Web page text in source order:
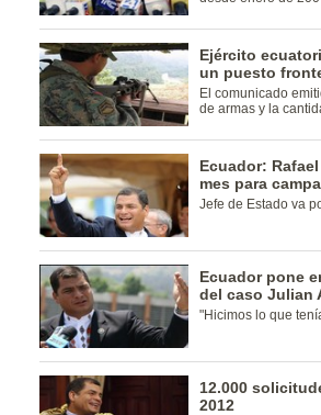
Ejército
un puesto
El comunicado
de armas y la
Ecuador:
mes para
Jefe de Estado va
Ecuador pone
del caso Julian
"Hicimos lo que
12.000
2012